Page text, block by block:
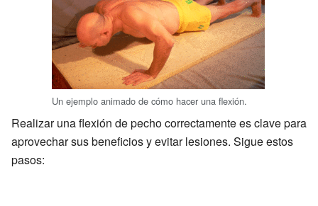
Un ejemplo animado de cómo hacer una flexión.
Realizar una flexión de pecho correctamente es clave para
aprovechar sus beneficios y evitar lesiones. Sigue estos
pasos: